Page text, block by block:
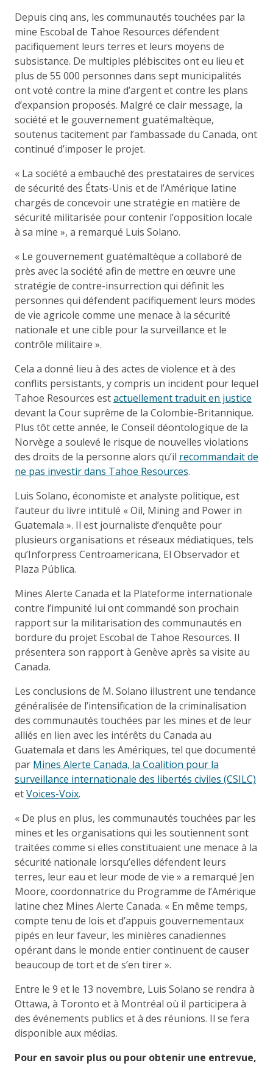
Depuis cinq ans, les communautés touchées par la
mine Escobal de Tahoe Resources défendent
pacifiquement leurs terres et leurs moyens de
subsistance. De multiples plébiscites ont eu lieu et
plus de 55 000 personnes dans sept municipalités
ont voté contre la mine d’argent et contre les plans
d’expansion proposés. Malgré ce clair message, la
société et le gouvernement guatémaltèque,
soutenus tacitement par l’ambassade du Canada, ont
continué d’imposer le projet.
« La société a embauché des prestataires de services
de sécurité des États-Unis et de l’Amérique latine
chargés de concevoir une stratégie en matière de
sécurité militarisée pour contenir l’opposition locale
à sa mine », a remarqué Luis Solano.
« Le gouvernement guatémaltèque a collaboré de
près avec la société afin de mettre en œuvre une
stratégie de contre-insurrection qui définit les
personnes qui défendent pacifiquement leurs modes
de vie agricole comme une menace à la sécurité
nationale et une cible pour la surveillance et le
contrôle militaire ».
Cela a donné lieu à des actes de violence et à des
conflits persistants, y compris un incident pour lequel
Tahoe Resources estactuellement traduit en justice
devant la Cour suprême de la Colombie-Britannique.
Plus tôt cette année, le Conseil déontologique de la
Norvège a soulevé le risque de nouvelles violations
des droits de la personne alors qu’il recommandait de
ne pas investir dans Tahoe Resources.
Luis Solano, économiste et analyste politique, est
l’auteur du livre intitulé « Oil, Mining and Power in
Guatemala ». Il est journaliste d’enquête pour
plusieurs organisations et réseaux médiatiques, tels
qu’Inforpress Centroamericana, El Observador et
Plaza Pública.
Mines Alerte Canada et la Plateforme internationale
contre l’impunité lui ont commandé son prochain
rapport sur la militarisation des communautés en
bordure du projet Escobal de Tahoe Resources. Il
présentera son rapport à Genève après sa visite au
Canada.
Les conclusions de M. Solano illustrent une tendance
généralisée de l’intensification de la criminalisation
des communautés touchées par les mines et de leur
alliés en lien avec les intérêts du Canada au
Guatemala et dans les Amériques, tel que documenté
par Mines Alerte Canada, la Coalition pour la
surveillance internationale des libertés civiles (CSILC)
etVoices-Voix.
« De plus en plus, les communautés touchées par les
mines et les organisations qui les soutiennent sont
traitées comme si elles constituaient une menace à la
sécurité nationale lorsqu’elles défendent leurs
terres, leur eau et leur mode de vie » a remarqué Jen
Moore, coordonnatrice du Programme de l’Amérique
latine chez Mines Alerte Canada. « En même temps,
compte tenu de lois et d’appuis gouvernementaux
pipés en leur faveur, les minières canadiennes
opérant dans le monde entier continuent de causer
beaucoup de tort et de s’en tirer ».
Entre le 9 et le 13 novembre, Luis Solano se rendra à
Ottawa, à Toronto et à Montréal où il participera à
des événements publics et à des réunions. Il se fera
disponible aux médias.
Pour en savoir plus ou pour obtenir une entrevue,